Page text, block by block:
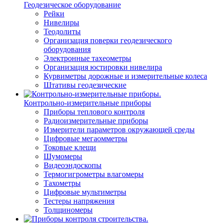
Геодезическое оборудование
Рейки
Нивелиры
Теодолиты
Организация поверки геодезического
оборудования
Электронные тахеометры
Организация юстировки нивелира
Курвиметры дорожные и измерительные колеса
Штативы геодезические
Контрольно-измерительные приборы
Приборы теплового контроля
Радиоизмерительные приборы
Измерители параметров окружающей среды
Цифровые мегаомметры
Токовые клещи
Шумомеры
Видеоэндоскопы
Термогигрометры влагомеры
Тахометры
Цифровые мультиметры
Тестеры напряжения
Толщиномеры